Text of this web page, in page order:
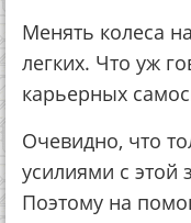
Менять колеса
легких. Что уж
карьерных
Очевидно, что
усилиями с этой
Поэтому на